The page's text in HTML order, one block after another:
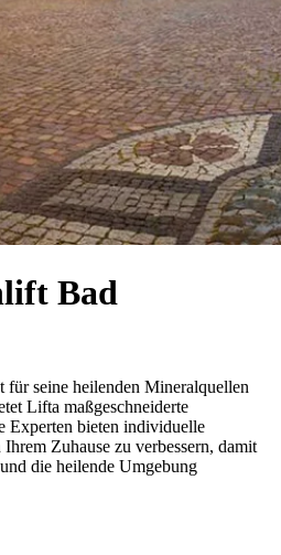
Bad
für seine heilenden Mineralquellen
Lifta maßgeschneiderte
Experten bieten individuelle
Zuhause zu verbessern, damit
die heilende Umgebung